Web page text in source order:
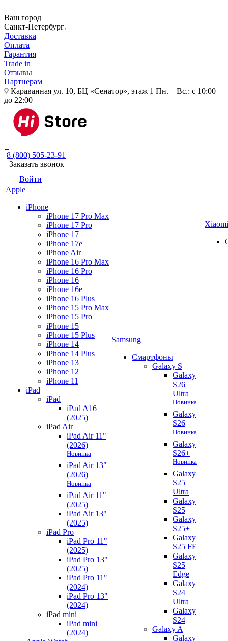
Ваш город
Санкт-Петербург
Доставка
Оплата
Гарантия
Trade in
Отзывы
Партнерам
Караванная ул. 10, БЦ «Сенатор», этаж 1 Пн. – Вс.: с 10:00
до 22:00
8 (800) 505-23-91
Заказать звонок
Войти
Apple
iPhone
iPhone 17 Pro Max
iPhone 17 Pro
iPhone 17
iPhone 17e
iPhone Air
iPhone 16 Pro Max
iPhone 16 Pro
iPhone 16
iPhone 16e
iPhone 16 Plus
iPhone 15 Pro Max
iPhone 15 Pro
iPhone 15
iPhone 15 Plus
iPhone 14
iPhone 14 Plus
iPhone 13
iPhone 12
iPhone 11
iPad
iPad
iPad A16
(2025)
iPad Air
iPad Air 11"
(2026)
Новинка
iPad Air 13"
(2026)
Новинка
iPad Air 11"
(2025)
iPad Air 13"
(2025)
iPad Pro
iPad Pro 11"
(2025)
iPad Pro 13"
(2025)
iPad Pro 11"
(2024)
iPad Pro 13"
(2024)
iPad mini
iPad mini
(2024)
Samsung
Смартфоны
Galaxy S
Galaxy
S26
Ultra
Новинка
Galaxy
S26
Новинка
Galaxy
S26+
Новинка
Galaxy
S25
Ultra
Galaxy
S25
Galaxy
S25+
Galaxy
S25 FE
Galaxy
S25
Edge
Galaxy
S24
Ultra
Galaxy
S24
Galaxy A
Galaxy
Xiaomi